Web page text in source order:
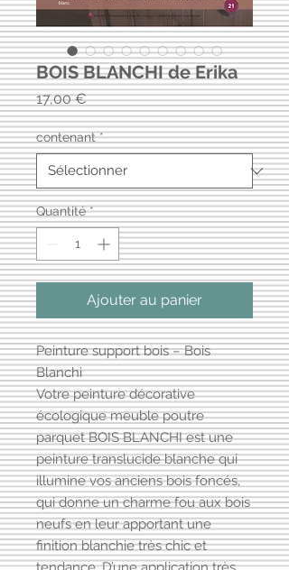
BOIS BLANCHI de Erika
17,00 €Prix
contenant *
Quantité *
Ajouter au panier
Peinture support bois – Bois
Blanchi
Votre peinture décorative
écologique meuble poutre
parquet BOIS BLANCHI est une
peinture translucide blanche qui
illumine vos anciens bois foncés,
qui donne un charme fou aux bois
neufs en leur apportant une
finition blanchie très chic et